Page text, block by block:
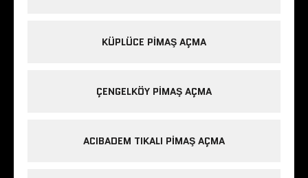
KÜPLÜCE PIMAŞ AÇMA
ÇENGELKÖY PIMAŞ AÇMA
ACIBADEM TIKALI PIMAŞ AÇMA